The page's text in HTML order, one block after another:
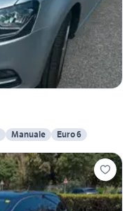
Manuale Euro 6